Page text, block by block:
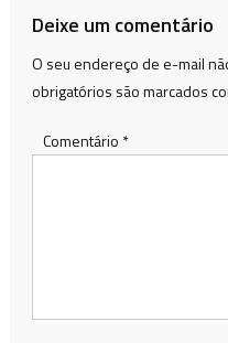
Deixe um comentário
O seu endereço de e-mail
obrigatórios são marcados
Comentário *